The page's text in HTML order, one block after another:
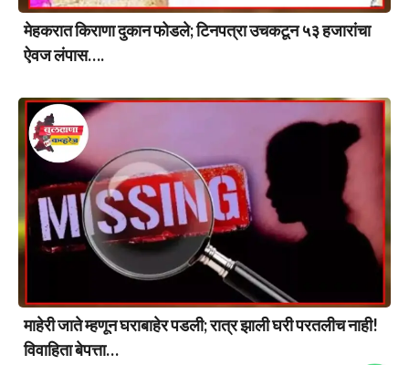
मेहकरात किराणा दुकान फोडले; टिनपत्रा उचकटून ५३ हजारांचा
ऐवज लंपास….
माहेरी जाते म्हणून घराबाहेर पडली; रात्र झाली घरी परतलीच नाही!
विवाहिता बेपत्ता…